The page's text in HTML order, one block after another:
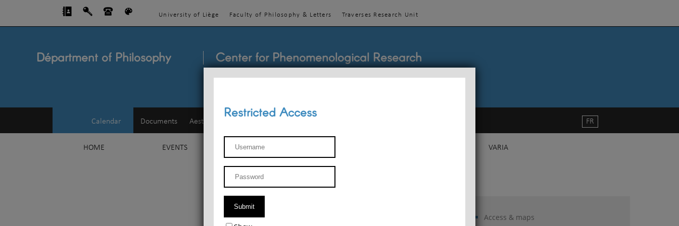
University of Liège Faculty of Philosophy & Letters Traverses Research Unit
Départment of Philosophy Center for Phenomenological Research
Calendar Documents Aesthetics
HOME EVENTS TEACHINGS VARIA
FR
Access & maps
Restricted Access